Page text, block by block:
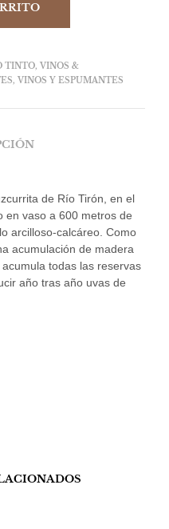
TINTO, VINOS &
, VINOS Y ESPUMANTES
de Río Tirón, en el
en vaso a 600 metros de
arcilloso-calcáreo. Como
acumulación de madera
todas las reservas
año tras año uvas de